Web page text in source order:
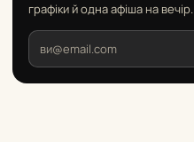
графіки й одна афіша на вечір.